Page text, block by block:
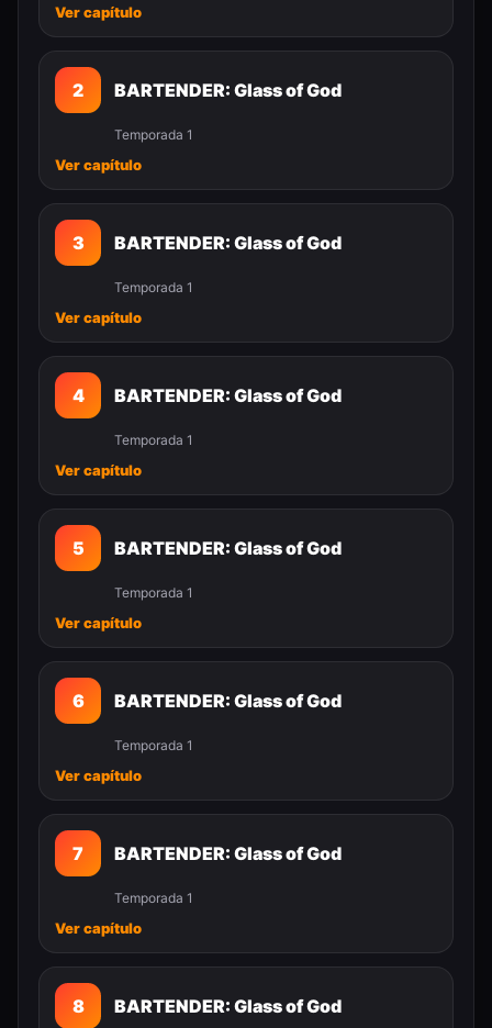
Ver capítulo
2 BARTENDER: Glass of God
Temporada 1
Ver capítulo
3 BARTENDER: Glass of God
Temporada 1
Ver capítulo
4 BARTENDER: Glass of God
Temporada 1
Ver capítulo
5 BARTENDER: Glass of God
Temporada 1
Ver capítulo
6 BARTENDER: Glass of God
Temporada 1
Ver capítulo
7 BARTENDER: Glass of God
Temporada 1
Ver capítulo
8 BARTENDER: Glass of God